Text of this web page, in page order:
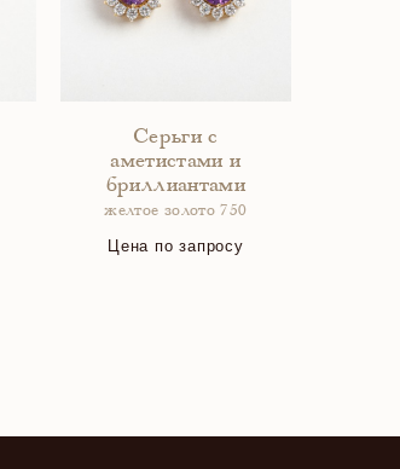
Серьги с
аметистами и
бриллиантами
желтое золото 750
Цена по запросу